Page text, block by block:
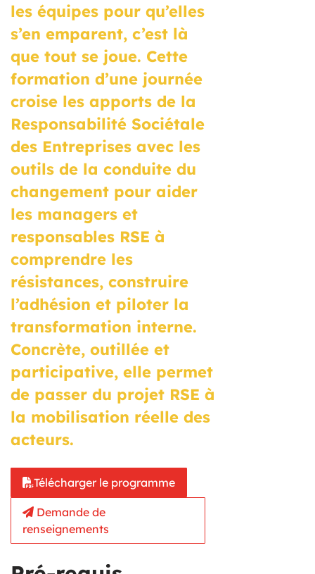
les équipes pour qu’elles
s’en emparent, c’est là
que tout se joue. Cette
formation d’une journée
croise les apports de la
Responsabilité Sociétale
des Entreprises avec les
outils de la conduite du
changement pour aider
les managers et
responsables RSE à
comprendre les
résistances, construire
l’adhésion et piloter la
transformation interne.
Concrète, outillée et
participative, elle permet
de passer du projet RSE à
la mobilisation réelle des
acteurs.
Télécharger le programme
Demande de
renseignements